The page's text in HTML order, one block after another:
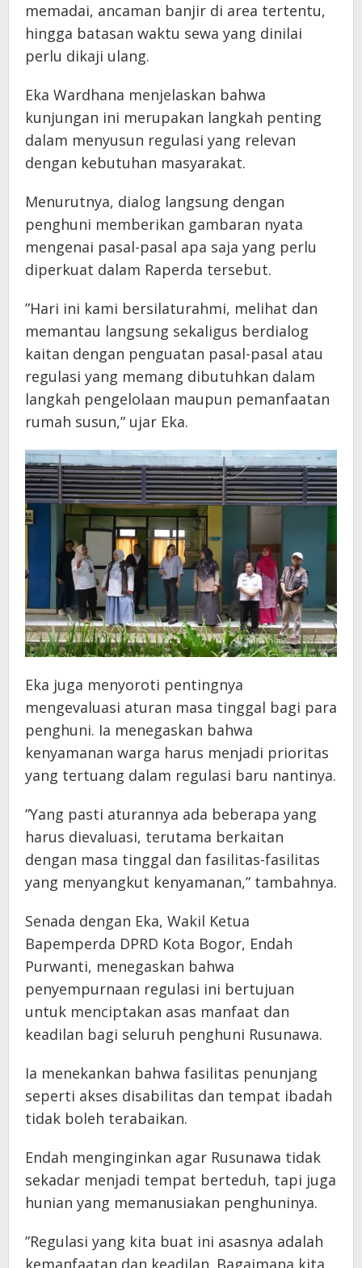
memadai, ancaman banjir di area tertentu,
hingga batasan waktu sewa yang dinilai
perlu dikaji ulang.
Eka Wardhana menjelaskan bahwa
kunjungan ini merupakan langkah penting
dalam menyusun regulasi yang relevan
dengan kebutuhan masyarakat.
Menurutnya, dialog langsung dengan
penghuni memberikan gambaran nyata
mengenai pasal-pasal apa saja yang perlu
diperkuat dalam Raperda tersebut.
​”Hari ini kami bersilaturahmi, melihat dan
memantau langsung sekaligus berdialog
kaitan dengan penguatan pasal-pasal atau
regulasi yang memang dibutuhkan dalam
langkah pengelolaan maupun pemanfaatan
rumah susun,” ujar Eka.
​Eka juga menyoroti pentingnya
mengevaluasi aturan masa tinggal bagi para
penghuni. Ia menegaskan bahwa
kenyamanan warga harus menjadi prioritas
yang tertuang dalam regulasi baru nantinya.
​”Yang pasti aturannya ada beberapa yang
harus dievaluasi, terutama berkaitan
dengan masa tinggal dan fasilitas-fasilitas
yang menyangkut kenyamanan,” tambahnya.
​Senada dengan Eka, Wakil Ketua
Bapemperda DPRD Kota Bogor, Endah
Purwanti, menegaskan bahwa
penyempurnaan regulasi ini bertujuan
untuk menciptakan asas manfaat dan
keadilan bagi seluruh penghuni Rusunawa.
​Ia menekankan bahwa fasilitas penunjang
seperti akses disabilitas dan tempat ibadah
tidak boleh terabaikan.
Endah menginginkan agar Rusunawa tidak
sekadar menjadi tempat berteduh, tapi juga
hunian yang memanusiakan penghuninya.
​”Regulasi yang kita buat ini asasnya adalah
kemanfaatan dan keadilan. Bagaimana kita